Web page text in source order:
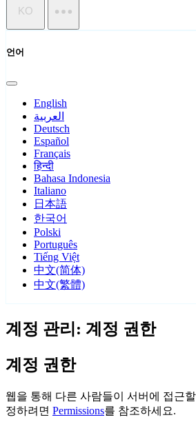
KO
언어
English
العربية
Deutsch
Español
Français
हिन्दी
Bahasa Indonesia
Italiano
日本語
한국어
Polski
Português
Tiếng Việt
中文(简体)
中文(繁體)
계정 관리: 계정 권한
계정 권한
웹을 통해 다른 사람들이 서버에 접근
정하려면 Permissions를 참조하세요.